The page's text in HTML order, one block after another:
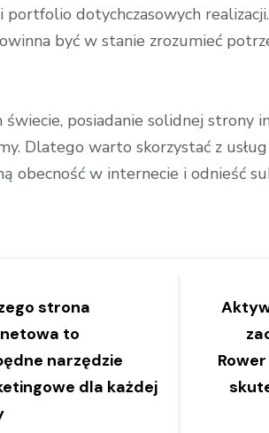
portfolio dotychczasowych
być w stanie zrozumieć
świecie, posiadanie solidnej
Dlatego warto skorzystać z
obecność w internecie i odnieść
strona
to
narzędzie
dla każdej